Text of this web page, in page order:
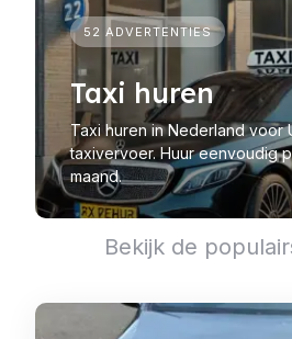
52 ADVERTENTIES
Taxi huren
Taxi huren in Nederland voor
taxivervoer. Huur eenvoudig
maand.
Bekijk de